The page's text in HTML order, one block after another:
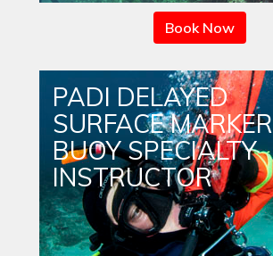
Book Now
PADI DELAYED
SURFACE MARKER
BUOY SPECIALTY
INSTRUCTOR